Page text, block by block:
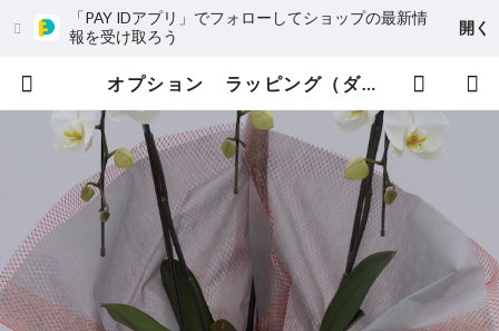
「PAY IDアプリ」でフォローしてショップの最新情
報を受け取ろう
開く
オプション ラッピング（ダブル） | キヌナーセリー 純国内生産の胡蝶蘭生産者